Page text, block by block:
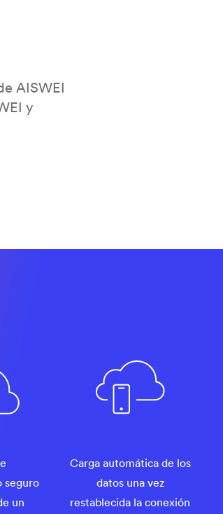
AISWEI
y
seguro
un
Carga automática de los
datos una vez
restablecida la conexión